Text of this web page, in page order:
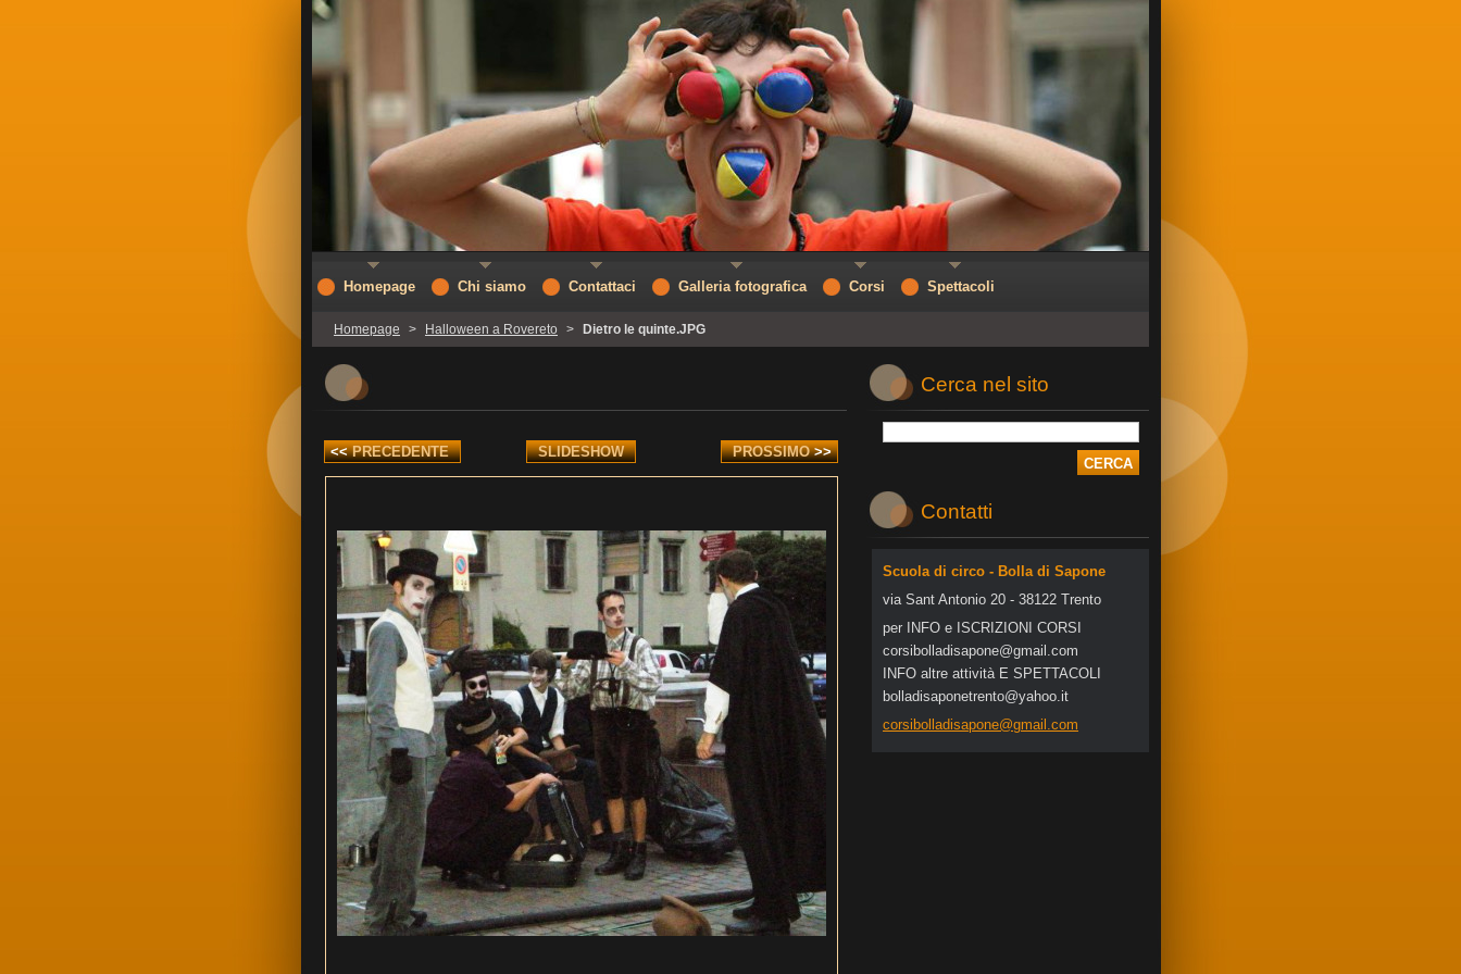
Homepage > Halloween a Rovereto > Dietro le quinte.JPG
<< PRECEDENTE SLIDESHOW PROSSIMO >>
Cerca nel sito
Contatti
Scuola di circo - Bolla di Sapone
via Sant Antonio 20 - 38122 Trento
per INFO e ISCRIZIONI CORSI
corsibol ladisapone@gmail .com
INFO altre attività E SPETTACOLI
bolladisaponetrento@yahoo.it
corsibolladisapone@gmail.com
Homepage Chi siamo Contattaci Galleria fotografica Corsi Spettacoli